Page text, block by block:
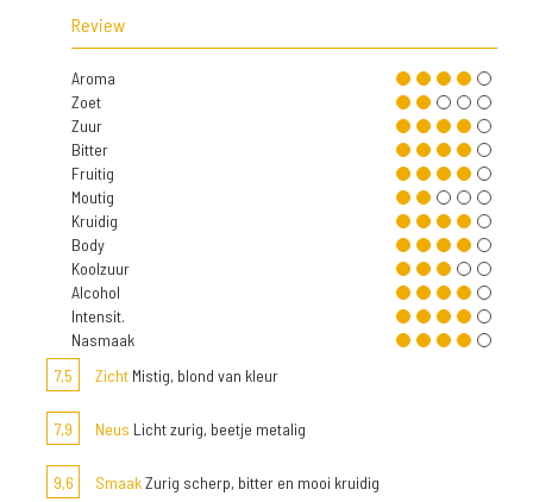
Review
Aroma
Zoet
Zuur
Bitter
Fruitig
Moutig
Kruidig
Body
Koolzuur
Alcohol
Intensit.
Nasmaak
7,5
Zicht Mistig, blond van kleur
7,9 Neus Licht zurig, beetje metalig
9,6 SmaakZurig scherp, bitter en mooi kruidig